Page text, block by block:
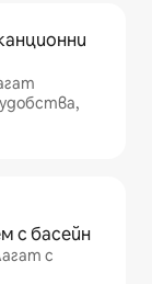
с басейн
с